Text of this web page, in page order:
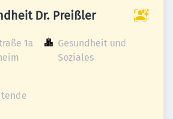
Dr. Preißler
1a
Gesundheit und
Soziales